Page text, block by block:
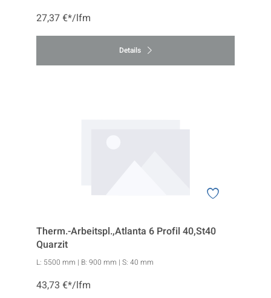
27,37 €*/lfm
Details
Therm.-Arbeitspl.,Atlanta 6 Profil 40,St40
Quarzit
L: 5500 mm | B: 900 mm | S: 40 mm
43,73 €*/lfm